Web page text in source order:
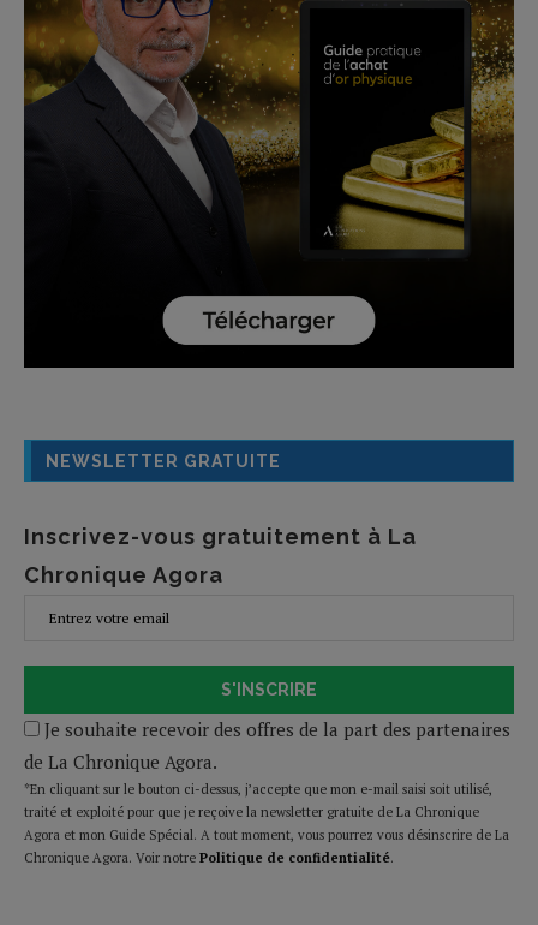
NEWSLETTER GRATUITE
Inscrivez-vous gratuitement à La
Chronique Agora
S'INSCRIRE
Je souhaite recevoir des offres de la part des partenaires
de La Chronique Agora.
*En cliquant sur le bouton ci-dessus, j’accepte que mon e-mail saisi soit utilisé,
traité et exploité pour que je reçoive la newsletter gratuite de La Chronique
Agora et mon Guide Spécial. A tout moment, vous pourrez vous désinscrire de La
Chronique Agora. Voir notre Politique de confidentialité.